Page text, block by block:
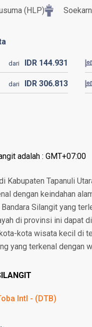
(HLP)
dari IDR 144.931
dari IDR 306.813
adalah : GMT+07:00
Kabupaten Tapanuli
dengan keindahan
Silangit yang
di provinsi ini dapat
kota wisata kecil di
yang terkenal dengan
Intl - (DTB)